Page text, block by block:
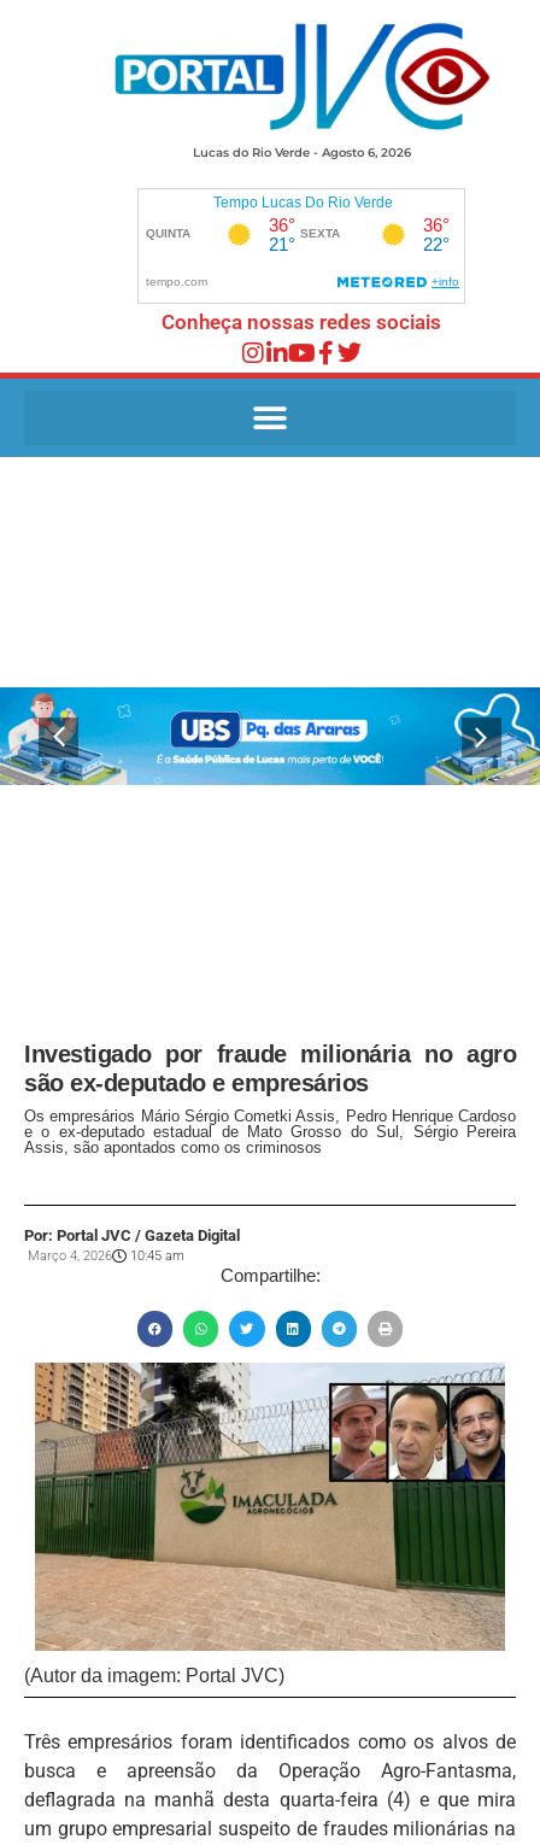
Lucas do Rio Verde - Agosto 6, 2026
Conheça nossas redes sociais
Investigado por fraude milionária no agro
são ex-deputado e empresários
Os empresários Mário Sérgio Cometki Assis, Pedro Henrique Cardoso
e o ex-deputado estadual de Mato Grosso do Sul, Sérgio Pereira
Assis, são apontados como os criminosos
Por: Portal JVC / Gazeta Digital
Março 4, 2026 10:45 am
Compartilhe:
(Autor da imagem: Portal JVC)
Três empresários foram identificados como os alvos de
busca e apreensão da Operação Agro-Fantasma,
deflagrada na manhã desta quarta-feira (4) e que mira
um grupo empresarial suspeito de fraudes milionárias na